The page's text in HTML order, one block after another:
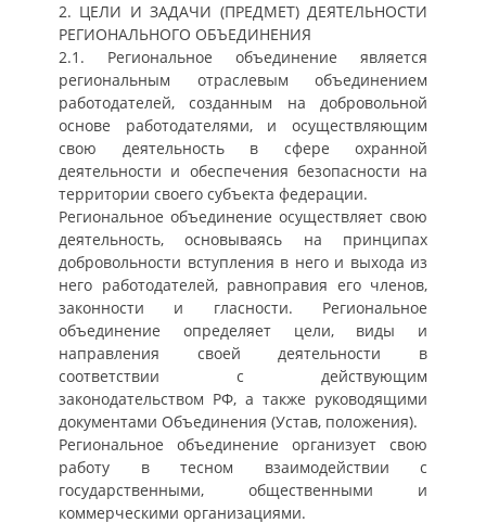
2. ЦЕЛИ И ЗАДАЧИ (ПРЕДМЕТ) ДЕЯТЕЛЬНОСТИ
РЕГИОНАЛЬНОГО ОБЪЕДИНЕНИЯ
2.1. Региональное объединение является
региональным отраслевым объединением
работодателей, созданным на добровольной
основе работодателями, и осуществляющим
свою деятельность в сфере охранной
деятельности и обеспечения безопасности на
территории своего субъекта федерации.
Региональное объединение осуществляет свою
деятельность, основываясь на принципах
добровольности вступления в него и выхода из
него работодателей, равноправия его членов,
законности и гласности. Региональное
объединение определяет цели, виды и
направления своей деятельности в
соответствии с действующим
законодательством РФ, а также руководящими
документами Объединения (Устав, положения).
Региональное объединение организует свою
работу в тесном взаимодействии с
государственными, общественными и
коммерческими организациями.